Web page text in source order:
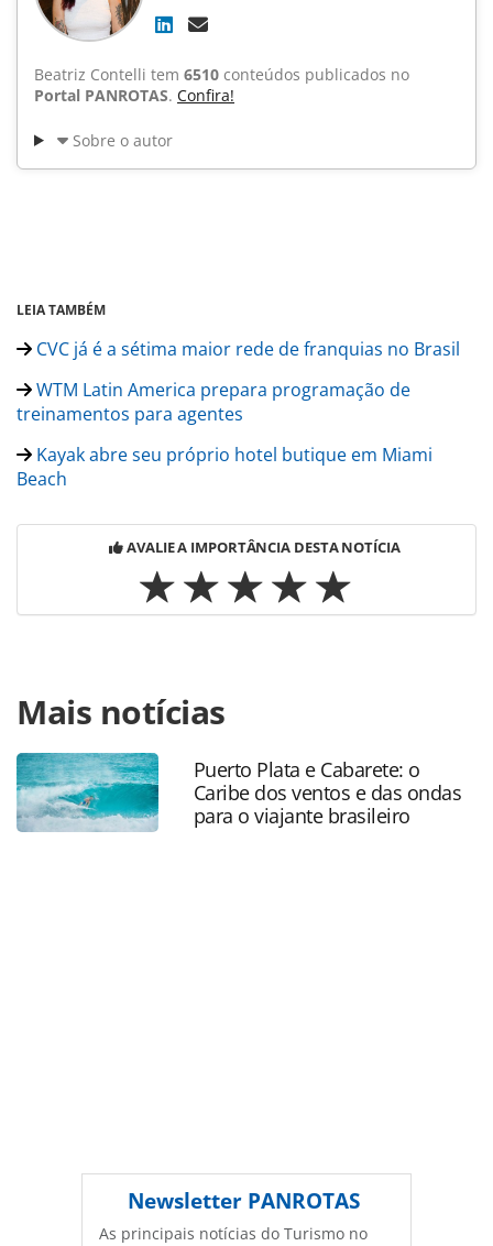
Beatriz Contelli tem 6510 conteúdos publicados no
Portal PANROTAS. Confira!
Sobre o autor
LEIA TAMBÉM
CVC já é a sétima maior rede de franquias no Brasil
WTM Latin America prepara programação de
treinamentos para agentes
Kayak abre seu próprio hotel butique em Miami
Beach
AVALIE A IMPORTÂNCIA DESTA NOTÍCIA
https://www.panrotas.com.br/mercado/cruzeiros/2021/
divulga-programacao-do-cruise-week-web-
2021_180128.html ou as ferramentas oferecidas na página.
Todo o conteúdo produzido pela PANROTAS Editora é
protegido pela legislação brasileira sobre direito autoral.
Não reproduza o conteúdo sem autorização da PANROTAS
Mais notícias
Puerto Plata e Cabarete: o
Caribe dos ventos e das ondas
para o viajante brasileiro
Newsletter PANROTAS
As principais notícias do Turismo no